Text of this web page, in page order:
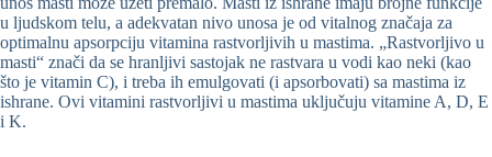
u ljudskom telu, a adekvatan nivo unosa je od vitalnog značaja za
optimalnu apsorpciju vitamina rastvorljivih u mastima. „Rastvorljivo u
masti“ znači da se hranljivi sastojak ne rastvara u vodi kao neki (kao
što je vitamin C), i treba ih emulgovati (i apsorbovati) sa mastima iz
ishrane. Ovi vitamini rastvorljivi u mastima uključuju vitamine A, D, E
i K.